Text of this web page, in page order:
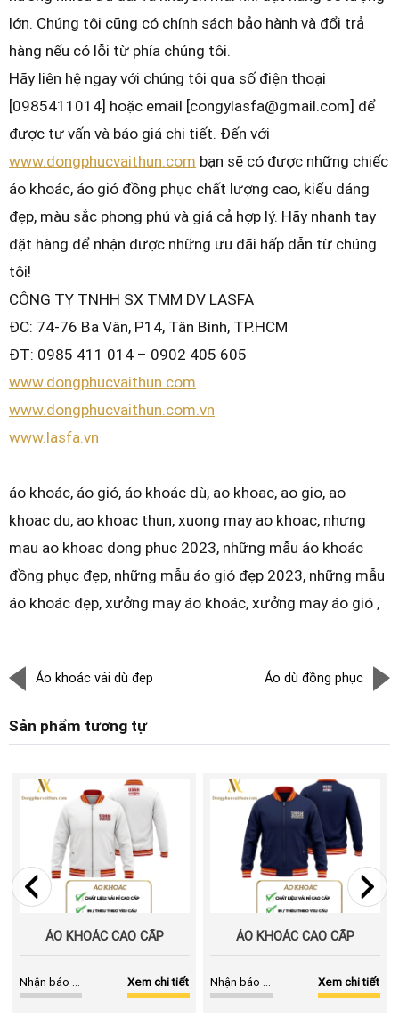
lớn. Chúng tôi cũng có chính sách bảo hành và đổi trả
hàng nếu có lỗi từ phía chúng tôi.
Hãy liên hệ ngay với chúng tôi qua số điện thoại
[0985411014] hoặc email [congylasfa@gmail.com] để
được tư vấn và báo giá chi tiết. Đến với
www.dongphucvaithun.com bạn sẽ có được những chiếc
áo khoác, áo gió đồng phục chất lượng cao, kiểu dáng
đẹp, màu sắc phong phú và giá cả hợp lý. Hãy nhanh tay
đặt hàng để nhận được những ưu đãi hấp dẫn từ chúng
tôi!
CÔNG TY TNHH SX TMM DV LASFA
ĐC: 74-76 Ba Vân, P14, Tân Bình, TP.HCM
ĐT: 0985 411 014 – 0902 405 605
www.dongphucvaithun.com
www.dongphucvaithun.com.vn
www.lasfa.vn
áo khoác, áo gió, áo khoác dù, ao khoac, ao gio, ao
khoac du, ao khoac thun, xuong may ao khoac, nhưng
mau ao khoac dong phuc 2023, những mẫu áo khoác
đồng phục đẹp, những mẫu áo gió đẹp 2023, những mẫu
áo khoác đẹp, xưởng may áo khoác, xưởng may áo gió ,
Áo dù đồng phục
Áo khoác vải dù đẹp
Sản phẩm tương tự
ÁO KHOÁC CAO CẤP
Xem chi tiết
Nhận báo giá
ÁO KHOÁC CAO CẤP
Xem chi tiết
Nhận báo giá